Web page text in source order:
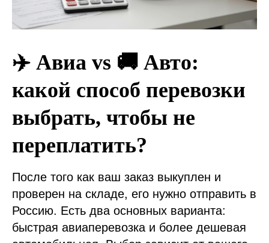
✈️ Авиа vs 🚚 Авто:
какой способ перевозки
выбрать, чтобы не
переплатить?
После того как ваш заказ выкуплен и
проверен на складе, его нужно отправить в
Россию. Есть два основных варианта:
быстрая авиаперевозка и более дешевая